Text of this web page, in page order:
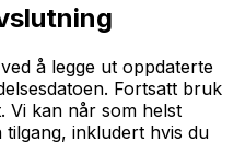
å legge ut oppdaterte
Fortsatt bruk
Vi kan når som helst
inkludert hvis du